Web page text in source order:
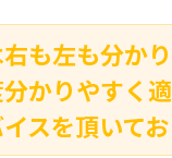
も左も分か
かりやすく
スを頂いてお